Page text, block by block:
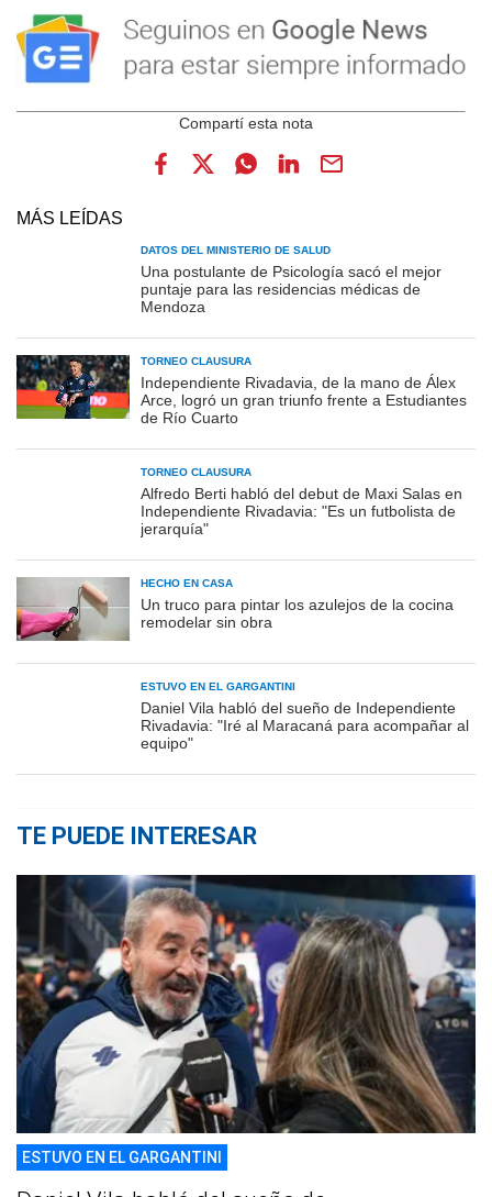
MÁS LEÍDAS
DATOS DEL MINISTERIO DE SALUD
Una postulante de Psicología sacó el mejor
puntaje para las residencias médicas de
Mendoza
TORNEO CLAUSURA
Independiente Rivadavia, de la mano de Álex
Arce, logró un gran triunfo frente a Estudiantes
de Río Cuarto
TORNEO CLAUSURA
Alfredo Berti habló del debut de Maxi Salas en
Independiente Rivadavia: "Es un futbolista de
jerarquía"
HECHO EN CASA
Un truco para pintar los azulejos de la cocina
remodelar sin obra
ESTUVO EN EL GARGANTINI
Daniel Vila habló del sueño de Independiente
Rivadavia: "Iré al Maracaná para acompañar al
equipo"
TE PUEDE INTERESAR
ESTUVO EN EL GARGANTINI